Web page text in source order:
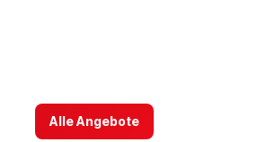
Alle Angebote